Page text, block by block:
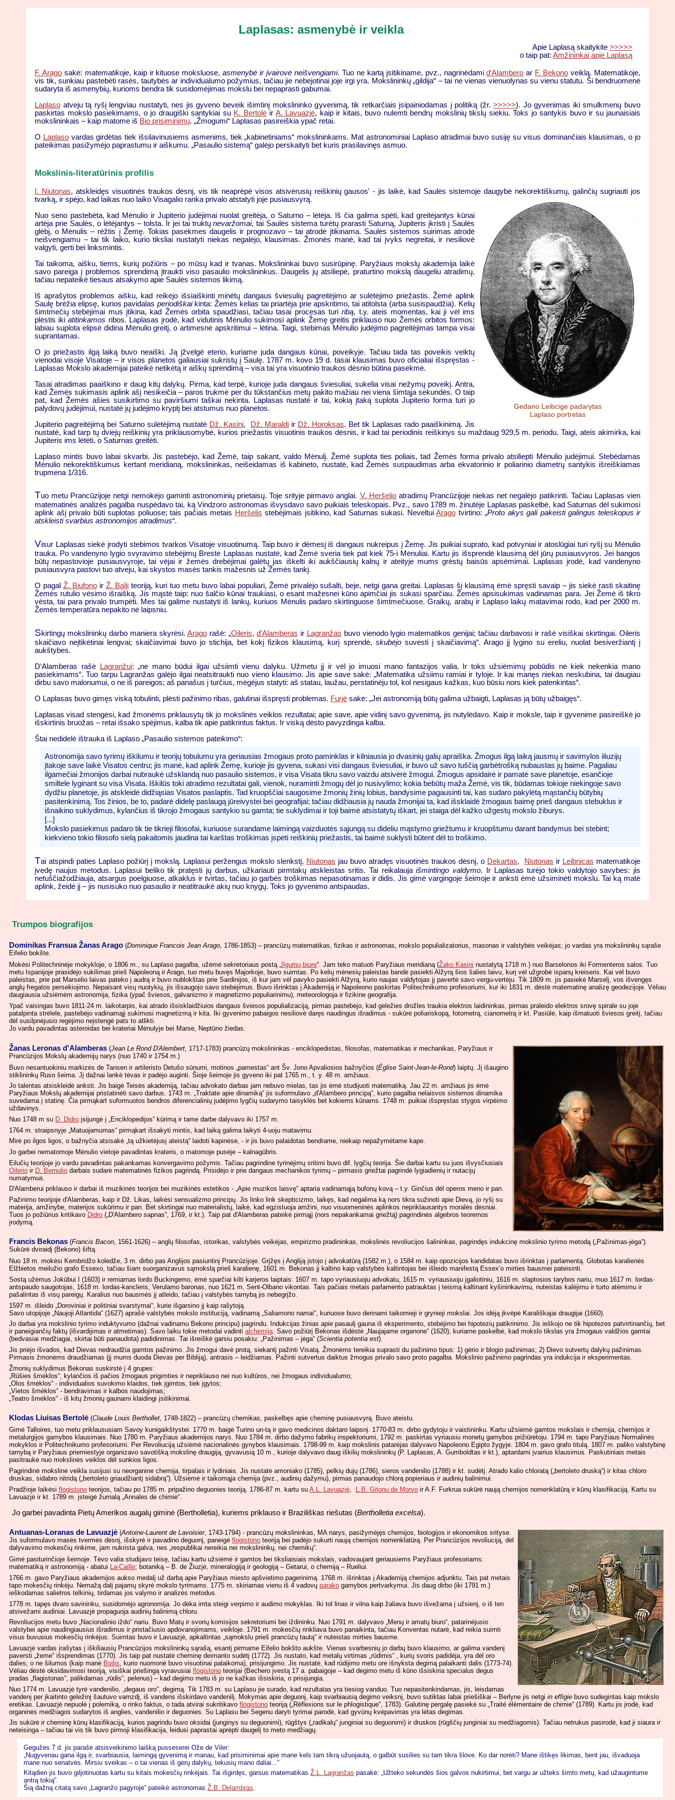
Laplasas: asmenybė ir veikla
Apie Laplasą skaitykite >>>>>
o taip pat: Amžininkai apie Laplasą
F. Aragosakė: matematikoje, kaip ir kituose moksluose,asmenybė ir įvairovė neišvengiami. Tuo ne kartą įsitikiname, pvz., nagrinėdamid‘Alambero ar F. Bekono veiklą. Matematikoje,
vis tik, sunkiau pastebėti rasės, tautybės ar individualumo požymius, tačiau jie nebejotinai joje irgi yra. Mokslininkų „gildija“ – tai ne vienas vienuolynas su vienu statutu. Ši bendruomenė
sudaryta iš asmenybių, kurioms bendra tik susidomėjimas mokslu bei nepaprasti gabumai.
Laplaso atveju tą ryšį lengviau nustatyti, nes jis gyveno beveik išimtinį mokslininko gyvenimą, tik retkarčiais įsipainiodamas į politiką (žr.>>>>>). Jo gyvenimas iki smulkmenų buvo
paskirtas mokslo pasiekimams, o jo draugiški santykiai su K. Bertolėir A. Lavuazjė, kaip ir kitais, buvo nulemti bendrų mokslinių tikslų siekiu. Toks jo santykis buvo ir su jaunaisiais
mokslininkais – kaip matome iš Bio prisiminimų. „Žmogumi“ Laplasas pasireiškia ypač retai.
O Laplasovardas girdėtas tiek išsilavinusiems asmenims, tiek „kabinetiniams“ mokslininkams. Mat astronominiai Laplaso atradimai buvo susiję su visus dominančiais klausimais, o jo
pateikimas pasižymėjo paprastumu ir aiškumu. „Pasaulio sistemą“ galėjo perskaityti bet kuris prasilavinęs asmuo.
Mokslinis-literatūrinis profilis
I. Niutonas, atskleidęs visuotinės traukos dėsnį, vis tik neaprėpė visos atsivėrusių reiškinių gausos' - jis laikė, kad Saulės sistemoje daugybė nekorektiškumų, galinčių sugriauti jos
tvarką, ir spėjo, kad laikas nuo laiko Visagalio ranka privalo atstatyti joje pusiausvyrą.
Gedano Leibcige padarytas
Laplaso portretas
Nuo seno pastebėta, kad Mėnulio ir Jupiterio judėjimai nuolat greitėja, o Saturno – lėtėja. Iš čia galima spėti, kad greitėjantys kūnai
artėja prie Saulės, o lėtėjantys – tolsta. Ir jei tai truktųnevaržomai, tai Saulės sistema turėtų prarasti Saturną, Jupiteris įkristi į Saulės
glėbį, o Mėnulis – rėžtis į Žemę. Tokias pasekmes daugelis ir prognozavo – tai atrodė įtikinama. Saulės sistemos suirimas atrodė
neišvengiamu – tai tik laiko, kurio tiksliai nustatyti niekas negalėjo, klausimas. Žmonės manė, kad tai įvyks negreitai, ir nesiliovė
valgyti, gerti bei linksmintis.
Tai taikoma, aišku, tiems, kurių požiūris – po mūsų kad ir tvanas. Mokslininkai buvo susirūpinę. Paryžiaus mokslų akademija laikė
savo pareiga į problemos sprendimą įtraukti viso pasaulio mokslininkus. Daugelis jų atsiliepė, praturtino mokslą daugeliu atradimų,
tačiau nepateikė tiesaus atsakymo apie Saulės sistemos likimą.
Iš aprašytos problemos aišku, kad reikėjo išsiaiškinti minėtų dangaus šviesulių pagreitėjimo ar sulėtėjimo priežastis. Žemė aplink
Saulę brėžia elipsę, kurios pavidalas periodiškaikinta: Žemės kelias tai priartėja prie apskritimo, tai atitolsta (arba susispaudžia). Kelių
šimtmečių stebėjimai mus įtikina, kad Žemės orbita spaudžiasi, tačiau tasai procesas turiribą, t.y. ateis momentas, kai ji vėl ims
plėstis ikiatitinkamos ribos. Laplasas įrodė, kad vidutinis Mėnulio sukimosi aplink Žemę greitis priklauso nuo Žemės orbitos formos:
labiau suplota elipsė didina Mėnulio greitį, o artimesnė apskritimui – lėtina. Taigi, stebimas Mėnulio judėjimo pagreitėjimas tampa visai
suprantamas.
O jo priežastis ilgą laiką buvo neaiški. Ją įžvelgė eterio, kuriame juda dangaus kūnai, poveikyje. Tačiau tada tas poveikis veiktų
vienodai visoje Visatoje – ir visos planetos galiausiai sukristų į Saulę. 1787 m. kovo 19 d. tasai klausimas buvo oficialiai išspręstas -
Laplasas Mokslo akademijai pateikė netikėtą ir aiškų sprendimą – visa tai yra visuotinio traukos dėsnio būtina pasekmė.
Tasai atradimas paaiškino ir daug kitų dalykų. Pirma, kad terpė, kurioje juda dangaus šviesuliai, sukelia visai nežymų poveikį. Antra,
kad Žemės sukimasis aplink ašį nesikeičia – paros trukmė per du tūkstančius metų pakito mažiau nei viena šimtąja sekundės. O taip
pat, kad Žemės ašies susikirtimo su paviršiumi taškai nekinta. Laplasas nustatė ir tai, kokią įtaką suplota Jupiterio forma turi jo
palydovų judėjimui, nustatė jų judėjimo kryptį bei atstumus nuo planetos.
Jupiterio pagreitėjimą bei Saturno sulėtėjimą nustatė Dž. Kasini, Dž. Maraldi ir Dž. Horoksas. Bet tik Laplasas rado paaiškinimą. Jis
nustatė, kad tarp tų dviejų reiškinių yra priklausomybė, kurios priežastis visuotinis traukos dėsnis, ir kad tai periodinis reiškinys su maždaug 929,5 m. periodu. Taigi, ateis akimirka, kai
Jupiteris ims lėtėti, o Saturnas greitėti.
Laplaso mintis buvo labai skvarbi. Jis pastebėjo, kad Žemė, taip sakant, valdo Mėnulį. Žemė suplota ties poliais, tad Žemės forma privalo atsiliepti Mėnulio judėjimui. Stebėdamas
Mėnulio nekorektiškumus kertant meridianą, mokslininkas, neišeidamas iš kabineto, nustatė, kad Žemės suspaudimas arba ekvatorinio ir poliarinio diametrų santykis išreiškiamas
trupmena 1/316.
Tuo metu Prancūzijoje netgi nemokėjo gaminti astronominių prietaisų. Toje srityje pirmavo anglai. V. Heršelioatradimų Prancūzijoje niekas net negalėjo patikrinti. Tačiau Laplasas vien
matematinės analizės pagalba nuspėdavo tai, ką Vindzoro astronomas išvysdavo savo puikiais teleskopais. Pvz., savo 1789 m. žinutėje Laplasas paskelbė, kad Saturnas dėl sukimosi
aplink ašį privalo būti suplotas poliuose; tais pačiais metais Heršelis stebėjimais įsitikino, kad Saturnas sukasi. Neveltui Arago tvirtino: „Proto akys gali pakeisti galingus teleskopus ir
atskleisti svarbius astronomijos atradimus“.
Visur Laplasas siekė įrodyti stebimos tvarkos Visatoje visuotinumą. Taip buvo ir dėmesį iš dangaus nukreipus į Žemę. Jis puikiai suprato, kad potvyniai ir atoslūgiai turi ryšį su Mėnulio
trauka. Po vandenyno lygio svyravimo stebėjimų Breste Laplasas nustatė, kad Žemė sveria tiek pat kiek 75-i Mėnuliai. Kartu jis išsprendė klausimą dėl jūrų pusiausvyros. Jei bangos
būtų nepastovioje pusiausvyroje, tai vėjai ir žemės drebėjimai galėtų jas iškelti iki aukščiausių kalnų ir ateityje mums grėstų baisūs apsėmimai. Laplasas įrodė, kad vandenyno
pusiausvyra pastovi tuo atveju, kai skystos masės tankis mažesnis už Žemės tankį.
O pagal Ž. Biufonoir Ž. Baljiteoriją, kuri tuo metu buvo labai populiari, Žemė privalėjo sušalti, beje, netgi gana greitai. Laplasas šį klausimą ėmė spręsti savaip – jis siekė rasti skaitinę
Žemės rutulio vėsimo išraišką. Jis mąstė taip: nuo šalčio kūnai traukiasi, o esant mažesnei kūno apimčiai jis sukasi sparčiau. Žemės apsisukimas vadinamas para. Jei Žemė iš tikro
vėsta, tai para privalo trumpėti. Mes tai galime nustatyti iš lankų, kuriuos Mėnulis padaro skirtinguose šimtmečiuose. Graikų, arabų ir Laplaso laikų matavimai rodo, kad per 2000 m.
Žemės temperatūra nepakito nė laipsniu.
Skirtingų mokslininkų darbo maniera skyrėsi. Aragorašė: „Oileris, d'Alamberas ir Lagranžas buvo vienodo lygio matematikos genijai; tačiau darbavosi ir rašė visiškai skirtingai. Oileris
skaičiavo neįtikėtinai lengvai; skaičiavimai buvo jo stichija, bet kokį fizikos klausimą, kurį sprendė, skubėjosuvesti į skaičiavimą“. Arago jį lygino su ereliu, nuolat besiveržiantį į
aukštybes.
D‘Alamberas rašė
Lagranžui: „ne mano būdui ilgai užsiimti vienu dalyku. Užmetu jį ir vėl jo imuosi mano fantazijos valia. Ir toks užsiėmimų pobūdis nė kiek nekenkia mano
pasiekimams“. Tuo tarpu Lagranžas galėjo ilgai neatsitraukti nuo vieno klausimo. Jis apie save sakė: „Matematika užsiimu ramiai ir tyloje. Ir kai manęs niekas neskubina, tai daugiau
dirbu savo malonumui, o ne iš pareigos; aš panašus į turčius, mėgėjus statyti: aš statau, laužau, perstatinėju tol, kol nesigaus kažkas, kuo būsiu nors kiek patenkintas“.
O Laplasas buvo gimęs viską tobulinti, plėsti pažinimo ribas, galutinai išspręsti problemas. Furjė sakė: „Jei astronomiją būtų galima užbaigti, Laplasas ją būtų užbaigęs“.
Laplasas visad stengėsi, kad žmonėms priklausytų tik jo mokslinės veiklos rezultatai; apie save, apie vidinį savo gyvenimą, jis nutylėdavo. Kaip ir moksle, taip ir gyvenime pasireiškė jo
išskirtinis bruožas – retai išsako spėjimus, kalba tik apie patikrintus faktus. Ir viską dėsto pavyzdinga kalba.
Štai nedidelė ištrauka iš Laplaso „Pasaulio sistemos pateikimo“:
Astronomija savo tyrimų iškilumu ir teorijų tobulumu yra geriausias žmogaus proto paminklas ir kilniausia jo dvasinių galių apraiška. Žmogus ilgą laiką jausmų ir savimylos iliuzijų
įtakoje save laikė Visatos centru; jis manė, kad aplink Žemę, kurioje jis gyvena, sukasi visi dangaus šviesuliai, ir buvo už savo tuščią garbėtrošką nubaustas jų baime. Pagaliau
ilgamečiai žmonijos darbai nubraukė užsklandą nuo pasaulio sistemos, ir visa Visata tikru savo vaizdu atsivėrė žmogui. Žmogus apsidairė ir pamatė save planetoje, esančioje
smiltele lyginant su visa Visata. Iškilūs toki atradimo rezultatai gali, vienok, nuraminti žmogų dėl jo nusivylimo; kokia bebūtų maža Žemė, vis tik, būdamas tokioje niekingoje savo
dydžiu planetoje, jis atskleidė didžiąsias Visatos paslaptis. Tad kruopščiai saugosime žmonių žinių lobius, bandysime pagausinti tai, kas sudaro pakylėtą mąstančių būtybių
pasitenkinimą. Tos žinios, be to, padarė didelę paslaugą jūreivystei bei geografijai; tačiau didžiausia jų nauda žmonijai ta, kad išsklaidė žmogaus baimę prieš dangaus stebuklus ir
išnaikino suklydimus, kylančius iš tikrojo žmogaus santykio su gamta; tie suklydimai ir toji baimė atsistatytų iškart, jei staiga dėl kažko užgestų mokslo žiburys.
[...]
Mokslo pasiekimus padaro tik tie tikrieji filosofai, kuriuose surandame laimingą vaizduotės sąjungą su dideliu mąstymo griežtumu ir kruopštumu darant bandymus bei stebint;
kiekvieno tokio filosofo sielą pakaitomis jaudina tai karštas troškimas įspėti reiškinių priežastis, tai baimė suklysti būtent dėl to troškimo.
Tai atspindi paties Laplaso požiūrį į mokslą. Laplasui peržengus mokslo slenkstį, Niutonas jau buvo atradęs visuotinės traukos dėsnį, o Dekartas, Niutonas ir Leibnicas matematikoje
įvedę naujus metodus. Laplasui beliko tik pratęsti jų darbus, užkariauti pirmtakų atskleistas sritis. Tai reikalaujaišmintingo valdymo. Ir Laplasas turėjo tokio valdytojo savybes: jis
netuščiažodžiauja, atsargus poelgiuose, atkaklus ir tvirtas, tačiau jo garbės troškimas nepasotinamas ir didis. Jis gimė vargingoje šeimoje ir anksti ėmė užsiminėti mokslu. Tai ką matė
aplink, žeidė jį – jis nusisuko nuo pasaulio ir neatitraukė akių nuo knygų. Toks jo gyvenimo antspaudas.
Trumpos biografijos
Dominikas Fransua Žanas Arago (Dominique Francois Jean Arago, 1786-1853) – prancūzų matematikas, fizikas ir astronomas, mokslo populializatorius, masonas ir valstybės veikėjas; jo vardas yra mokslininkų sąraše
Eifelio bokšte.
Mokėsi Politechninėje mokykloje, o 1806 m., su Laplaso pagalba, užėmė sekretoriaus postą „ Ilgumų biure“. Jam teko matuoti Paryžiaus meridianą (Žako Kasini nustatytą 1718 m.) nuo Barselonos iki Formenteros salos. Tuo
metu Ispanijoje prasidėjo sukilimas prieš Napoleoną ir Arago, tuo metu buvęs Majorkoje, buvo suimtas. Po kelių mėnesių paleistas bandė pasiekti Alžyrą šios šalies laivu, kurį vėl užgrobė ispanų kreiseris. Kai vėl buvo
paleistas, prie pat Marselio laivas pateko į audrą ir buvo nublokštas prie Sardinijos, iš kur jam vėl pavyko pasiekti Alžyrą, kurio naujas valdytojas jį pavertė savo vergu-vertėju. Tik 1809 m. jis pasiekė Marselį, vos išvengęs
anglų fregatos persekiojimo. Nepaisant visų nuotykių, jis išsaugojo savo stebėjimus. Buvo išrinktas į Akademiją ir Napoleono paskirtas Politechnikumo profesoriumi, kur iki 1831 m. dėstė matematinę analizę geodezijoje. Vėliau
daugiausia užsiėmėm astronomija, fizika (ypač šviesos, galvanizmo ir magnetizmo populiarinimu), meteorologoja ir fizikine geografija.
Ypač vaisingas buvo 1811-24 m. laikotarpis, kai atrado išsisklaidžiuios dangaus šviesos populializaciją, pirmas pastebėjo, kad geležies drožles traukia elektros laidininkas, pirmas praleido elektros srovę spirale su joje
patalpinta strėlele, pastebėjo vadinamąjį sukimosi magnetizmą ir kita. Iki gyvenimo pabaigos nesiliovė daręs naudingus išradimus - sukūrė poliariskopą, fotometrą, cianometrą ir kt. Pasiūlė, kaip išmatuoti šviesos greitį, tačiau
dėl susilpnėjusio regėjimo neįstengė pats to atlikti.
Jo vardu pavadintas asteroidas bei krateriai Mėnulyje bei Marse, Neptūno žiedas.
Žanas Leronas d'Alamberas (Jean Le Rond D'Alembert , 1717-1783) prancūzų mokslininkas - enciklopedistas, filosofas, matematikas ir mechanikas, Paryžiaus ir
Prancūzijos Mokslų akademijų narys (nuo 1740 ir 1754 m.)
Buvo nesantuokiniu markizės de Tansen ir artileristo Detušo sūnumi, motinos „pamestas“ ant Šv. Jono Apvaliosios bažnyčios (Église Saint-Jean-le-Rond) laiptų. Jį išaugino
stiklininkų Ruso šeima. Jį dažnai lankė tėvas ir padėjo auginti. Šioje šeimoje jis gyveno iki pat 1765 m., t. y. 48 m. amžiaus.
Jo talentas atsiskleidė anksti. Jis baigė Teisės akademiją, tačiau advokato darbas jam nebuvo mielas, tas jis ėmė studijuoti matematiką. Jau 22 m. amžiaus jis ėmė
Paryžiaus Mokslų akademijai pristatinėti savo darbus. 1743 m. „Traktate apie dinamiką“ jis suformulavo „d'Alambero principą“, kurio pagalba nelaisvos sistemos dinamika
suvedama į statinę. Čia pirmąkart suformuotos bendros diferencialinių judėjimo lygčių sudarymo taisyklės bet kokiems kūnams. 1748 m. puikiai išspręstas stygos virpėimo
uždavinys.
Nuo 1748 m su D. Didro įsijungė į „Enciklopedijos“ kūrimą ir tame darbe dalyvavo iki 1757 m.
1764 m. straipsnyje „Matuojamumas“ pirmąkart išsakyti mintis, kad laiką galima laikyti 4-uoju matavimu.
Mirė po ilgos ligos, o bažnyčia atsisakė „tą užkietėjusį ateistą“ laidoti kapinėse, - ir jis buvo palaidotas bendrame, niekaip nepažymėtame kape.
Jo garbei nematomoje Mėnulio vietoje pavadintas krateris, o matomoje pusėje – kalnagūbris.
Eilučių teorijoje jo vardu pavadintas pakankamas konvergavimo požymis. Tačiau pagrindine tyrinėjimų sritimi buvo dif. lygčių teorija. Šie darbai kartu su juos išvysčiusiais
Oilerio ir D. Bernulio darbais sudarė matematinės fizikos pagrindą. Prisidėjo ir prie dangaus mechanikos tyrimų – pirmasis griežtai pagrindė lygiadienių ir nutacijų
numatymus.
D'Alamberui priklauso ir darbai iš muzikinės teorijos bei muzikinės estetikos - „Apie muzikos laisvę“ aptaria vadinamąją bufonų kovą – t.y. Ginčius dėl operos meno ir pan.
Pažinimo teorijoje d'Alamberas, kaip ir Dž. Likas, laikėsi sensualizmo principų. Jis linko link skepticizmo, laikęs, kad negalima ką nors tikra sužinoti apie Dievą, jo ryšį su
materija, amžinybe, materijos sukūrimu ir pan. Bet skirtingai nuo materialistų, laikė, kad egzistuoja amžini, nuo visuomeninės aplinkos nepriklausantys moralės dėsniai.
Tuos jo požiūrius kritikavo Didro („D'Alambero sapnas“, 1769, ir kt.). Taip pat d'Alamberas pateikė pirmąjį (nors nepakankamai griežtą) pagrindinės algebros teoremos
įrodymą.
Francis Bekonas (Francis Bacon, 1561-1626) – anglų filosofas, istorikas, valstybės veikėjas, empirizmo pradininkas, mokslinės revoliucijos šalininkas, pagrindęs indukcinę mokslinio tyrimo metodą („Pažinimas-jėga“).
Sukūrė dviraidį (Bekono) šiftą.
Nuo 18 m. mokėsi Kembridžo koledže, 3 m. dirbo pas Anglijos pasiuntinį Prancūzijoje. Grįžęs į Angliją įstojo į advokatūrą (1582 m.), o 1584 m. kaip opozicijos kandidatas buvo išrinktas į parlamentą. Globotas karalienės
Elžbietos meilužio grafo Essexo, tačiau šiam suorganizavus sąmokslą prieš karalienę, 1601 m. Bekonas jį kaltino kaip valstybės kaltintojas bei išleido manifestą Essex‘o mirties bausmei pateisinti.
Sostą užėmus Jokūbui I (1603) ir remiamas lordo Buckingemo, ėmė sparčiai kilti karjeros laiptais: 1607 m. tapo vyriausiuoju advokatu, 1615 m. vyriausiuoju įgaliotiniu, 1616 m. slaptosios tarybos nariu, muo 1617 m. lordas-
antspaudo saugotojas, 1618 m. lordas-kancleris, Verulamo baronas, nuo 1621 m. Sent-Olbano vikontas. Tais pačiais metais parlamento patrauktas į teismą kaltinant kyšininkavimu, nuteistas kalėjimu ir turto atėmimu ir
pašalintas iš visų pareigų. Karalius nuo bausmės jį atleido, tačiau į valstybės tarnybą jis nebegrįžo.
1597 m. išleido „Doroviniai ir politiniai svarstymai“, kurie išgarsino jį kaip rašytoją.
Savo utopijoje „Naujoji Atlantida“ (1627) aprašė valstybės mokslo instituciją, vadinamą „Saliamono namai“, kuriuose buvo derinami taikomieji ir grynieji mokslai. Jos idėją įkvėpė Karališkajai draugijai (1660).
Jo darbai yra mokslinio tyrimo induktyvumo (dažnai vadinamu Bekono principu) pagrindu. Indukcijas žinias apie pasaulį gauna iš eksperimento, stebėjimo bei hipotezių patikrinimo. Jis ieškojo ne tik hipotezes patvirtinančių, bet
ir paneigiančių faktų (išvardijimas ir atmetimas). Savo laiku tokie metodai vadinti alchemija. Savo požiūrį Bekonas išdėstė „Naujajame organone“ (1620), kuriame paskelbė, kad mokslo tikslas yra žmogaus valdžios gamtai
(bedvasiai medžiagai, skirtai būti panaudota) padidinimas. Tai išreiškė garsiu posakiu: „Pažinimas – jėga“ (Scientia potentia est).
Jis priėjo išvados, kad Dievas nedraudžia gamtos pažinimo. Jis žmogui davė protą, siekantį pažinti Visatą. Žmonėms tereikia suprasti du pažinimo tipus: 1) gėrio ir blogio pažinimas; 2) Dievo sutvertų dalykų pažinimas.
Pirmasis žmonėms draudžiamas (jį mums duoda Dievas per Bibliją), antrasis – leidžiamas. Pažinti sutvertus daiktus žmogus privalo savo proto pagalba. Mokslinio pažinimo pagrindas yra indukcija ir eksperimentas.
Žmonių suklydimus Bekonas suskirstė į 4 grupes:
„Rūšies šmėklos“, kylančios iš pačios žmogaus prigimties ir nepriklauso nei nuo kultūros, nei žmogaus individualumo;
„Olos šmėklos“ - individualios suvokimo klaidos, tiek įgimtos, tiek įgytos;
„Vietos šmėklos“ - bendravimas ir kalbos naudojimas;
„Teatro šmėklos“ - iš kitų žmonių gaunami klaidingi įsitikinimai.
Klodas Liuisas Bertolė (Claude Louis Berthollet, 1748-1822) – prancūzų chemikas, paskelbęs apie cheminę pusiausvyrą. Buvo ateistu.
Gimė Talloires, tuo metu priklaususiam Savoy kunigaikštystei. 1770 m. baigė Turino un-tą ir gavo medicinos daktaro laipsnį. 1770-83 m. dirbo gydytoju ir vaistininku. Kartu užsiėmė gamtos mokslais ir chemija, chemijos ir
metalurgijos gamybos klausimais. Nuo 1780 m. Paryžiaus akademijos narys. Nuo 1784 m. dirbo dažymo fabrikų inspektoriumi, 1792 m. paskirtas vyriausiu monetų gamybos prižiūrėtoju. 1794 m. tapo Paryžiaus Normalinės
mokyklos ir Politechnikumo profesoriumi. Per Revoliuciją užsiėmė nacionalinės gynybos klausimais. 1798-99 m. kaip mokslinis patarėjas dalyvavo Napoleono Egipto žygyje. 1804 m. gavo grafo titulą. 1807 m. paliko valstybinę
tarnybą ir Paryžiaus priemiestyje organizavo savotišką mokslinę draugiją, gyvavusią 10 m., kurioje dalyvavo daug iškilių mokslininkų (P. Laplasas, A. Gumboldtas ir kt.), aptardami įvairius klausimus. Paskutiniais metais
pasitraukė nuo mokslinės veiklos dėl sunkios ligos.
Pagrindinė mokslinė veikla susijusi su neorganine chemija, tirpalais ir lydiniais. Jis nustatė amoniako (1785), pelkių dujų (1786), sieros vandenilio (1788) ir kt. sudėtį. Atrado kalio chloratą („bertoleto druską“) ir kitas chloro
druskas, sidabro nitridą („bertoleto griaudžiantį sidabrą“). Užsiėmė ir taikomąja chemija (pvz., audinių dažymu), pirmas panaudojo chlorą popieriaus ir audinių balinimui.
Pradžioje laikėsi flogistono teorijos, tačiau po 1785 m. pripažino deguonies teoriją. 1786-87 m. kartu su A.L. Lavuazjė L.B. Gitonu de Morvo ir A.F. Furkrua sukūrė naują chemijos nomenklatūrą ir kūnų klasifikaciją. Kartu su
Lavuazjė ir kt. 1789 m. įsteigė žurnalą „Annales de chimie“.
Jo garbei pavadinta Pietų Amerikos augalų giminė (Bertholletia), kuriems priklauso ir Braziliškas riešutas (Bertholletia excelsa).
Antuanas-Loranas de Lavuazjė (Antoine-Laurent de Lavoisier, 1743-1794) - prancūzų mokslininkas, MA narys, pasižymėjęs chemijos, biologijos ir ekonomikos srityse.
Jis suformulavo masės tvermės dėsnį, išskyrė ir pavadino deguonį, paneigė flogistono teoriją bei padėjo sukurti naują chemijos nomenklatūrą. Per Prancūzijos revoliuciją, dėl
dalyvavimo mokesčių rinkime, jam nukrista galva, nes „respublikai nereikia nei mokslininkų, nei chemikų“.
Gimė pasiturinčioje šeimoje. Tėvo valia studijavo teisę, tačiau kartu užsiėmė ir gamtos bei tiksliaisiais mokslais, vadovaujant geriausiems Paryžiaus profesoriams:
matematiką ir astronomiją - abatui La-Caille; botaniką – B. de Žiuzjė, mineralogiją ir geologiją – Getarui, o chemiją – Rueliui.
1766 m. gavo Paryžiaus akademijos aukso medalį už darbą apie Paryžiaus miesto apšvietimo pagerinimą. 1768 m. išrinktas į Akademiją chemijos adjunktu. Tais pat metais
tapo mokesčių rinkėju. Nemažą dalį pajamų skyrė mokslo tyrimams. 1775 m. skiriamas vienu iš 4 vadovų parako gamybos pertvarkymui. Jis daug dirbo (iki 1791 m.)
ieškodamas salietros telkinių, tirdamas jos valymo ir analizės metodus.
1778 m. tapęs dvaro savininku, susidomėjo agronomija. Jo dėka imta steigi verpimo ir audimo mokyklas. Iki tol linas ir vilna kaip žaliava buvo išvežama į užsienį, o iš ten
atsivežami audiniai. Lavuazjė propaguoja audinių balinimą chloru.
Revoliucijos metu buvo „Nacionalinio iždo“ nariu. Buvo Matų ir svorių komisijos sekretoriumi bei iždininku. Nuo 1791 m. dalyvavo „Menų ir amatų biuro“, patarinėjusio
valstybei apie naudingiausius išradimus ir pristačiusio apdovanojimams, veikloje. 1791 m. mokesčių rinkliava buvo panaikinta, tačiau Konventas nutarė, kad reikia suimti
visus buvusius mokesčių rinkėjus. Suimtas buvo ir Lavuazjė, apkaltintas „sąmokslu prieš prancūzų tautą“ ir nuteistas mirties bausme.
Lavuazjė vardas įrašytas į iškiliausių Prancūzijos mokslininkų sąrašą, esantį pirmame Eifelio bokšto aukšte. Vienas svarbesnių jo darbų buvo klausimo, ar galima vandenį
paversti „žeme“ išsprendimas (1770). Jis taip pat nustatė cheminę deimanto sudėtį (1772). Jis nustato, kad metalų virtimas „rūdimis“ , kurių svoris padidėja, yra dėl oro
dalies, o ne šilumos (kaip manė Boilis, kurio nuomonė buvo visuotinai palaikoma), prisijungimo. Jis nustatė, kad rūdijimo metu ore išnyksta degimą palaikanti dalis (1773-74).
Vėliau dėstė oksidavimosi teoriją, visiškai priešingą vyravusiai flogistono teorijai (Bechero įvestą 17 a. pabaigoje – kad degimo metu iš kūno išsiskiria specialus degus
pradas „flagistonas“, palikdamas „rūdis“, pelenus) – kad degimo metu iš jo ne kažkas išsiskiria, o prisijungia.
Nuo 1774 m. Lavuazjė tyrė vandenilio, „degaus oro“, degimą. Tik 1783 m. su Laplasu jie surado, kad rezultatas yra tiesiog vanduo. Tuo nepasitenkindamas, jis, leisdamas
vandenį per įkaitinto geležinį šautuvo vamzdį, iš vandens išskirdavo vandenilį. Mokymas apie deguonį, kaip svarbiausią degimo veiksnį, buvo sutiktas labai priešiškai – Berlyne jis netgi in effigie buvo sudegintas kaip mokslo
eretikas. Lavuazjė nepuolė į polemiką, o rinko faktus, o tada atvirai sukritikavo flogistono teoriją („Réflexions sur le phlogistique“, 1783). Galutinę pergalę pasiekė su „Traité élémentaire de chimie“ (1789). Kartu jis įrodė, kad
organinės medžiagos sudarytos iš anglies, vandenilio ir deguonies. Su Laplasu bei Segenu daryti tyrimai parodė, kad gyvūnų kvėpavimas yra lėtas degimas.
Jis sukūrė ir cheminę kūnų klasifikaciją, kurios pagrindu buvo oksidai (junginys su deguonimi), rūgštys („radikalų“ junginiai su deguonimi) ir druskos (rūgščių junginiai su medžiagomis). Tačiau netrukus pasirodė, kad ji siaura ir
neteisinga – tačiau tai vis tik buvo pirmoji klasifikacija, leidusi paprastai aprėpti daugelį to meto medžiagų.
Gegužės 7 d. jis parašė atsisveikinimo laišką pusseserei Ože de Viler:
„Nugyvenau gana ilgą ir, svarbiausia, laimingą gyvenimą ir manau, kad prisiminimai apie mane kels tam tikrą užuojautą, o galbūt susilies su tam tikra šlove. Ko dar norėti? Mane ištikęs likimas, bent jau, išvaduoja
mane nuo senatvės. Mirsiu sveikas – o tai vienas iš gerų dalykų, tekusių mano daliai...“
Kitądien jis buvo giljotinuotas kartu su kitais mokesčių rinkėjais. Tai išgirdęs, garsus matematikas Ž.L. Lagranžas pasakė: „Užteko sekundės šios galvos nukirtimui, bet vargu ar užteks šimto metų, kad užaugintume
antrą tokią“.
Šią dažną citatą savo „Lagranžo pagyroje“ pateikė astronomas Ž.B. Delambras.